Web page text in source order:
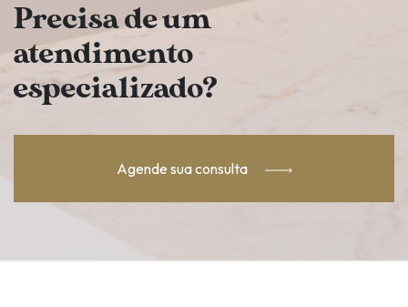
Precisa de um
atendimento
especializado?
Agende sua consulta